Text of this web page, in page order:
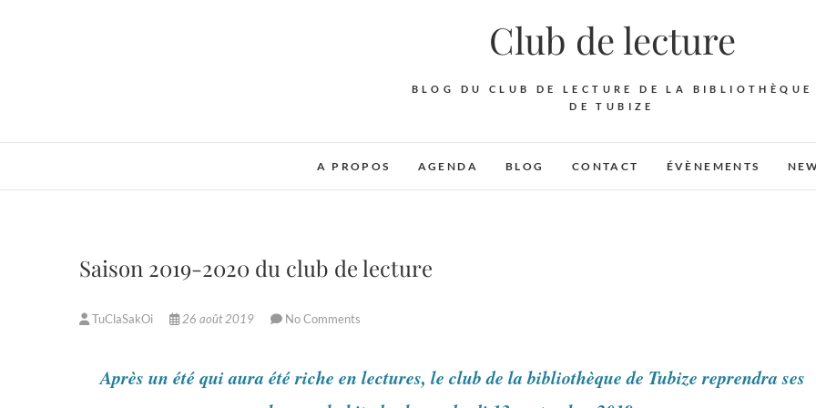
Club de lecture
BLOG DU CLUB DE LECTURE DE LA BIBLIOTHÈQUE
DE TUBIZE
A PROPOS AGENDA BLOG CONTACT ÉVÈNEMENTS
Saison 2019-2020 du club de lecture
TuClaSakOi 26 août 2019 No Comments
Après un été qui aura été riche en lectures, le club de la bibliothèque de Tubize reprendra ses